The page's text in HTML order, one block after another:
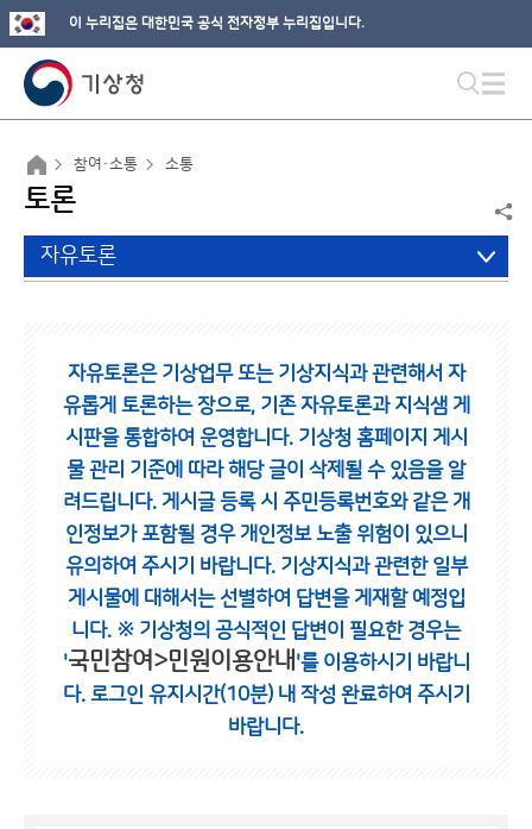
이 누리집은 대한민국 공식 전자정부 누리집입니다.
참여·소통 소통
토론
자유토론
자유토론은 기상업무 또는 기상지식과 관련해서 자
유롭게 토론하는 장으로, 기존 자유토론과 지식샘 게
시판을 통합하여 운영합니다. 기상청 홈페이지 게시
물 관리 기준에 따라 해당 글이 삭제될 수 있음을 알
려드립니다. 게시글 등록 시 주민등록번호와 같은 개
인정보가 포함될 경우 개인정보 노출 위험이 있으니
유의하여 주시기 바랍니다. 기상지식과 관련한 일부
게시물에 대해서는 선별하여 답변을 게재할 예정입
니다. ※ 기상청의 공식적인 답변이 필요한 경우는
'국민참여>민원이용안내 '를 이용하시기 바랍니
다. 로그인 유지시간(10분) 내 작성 완료하여 주시기
바랍니다.